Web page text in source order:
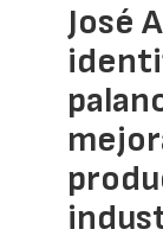
José